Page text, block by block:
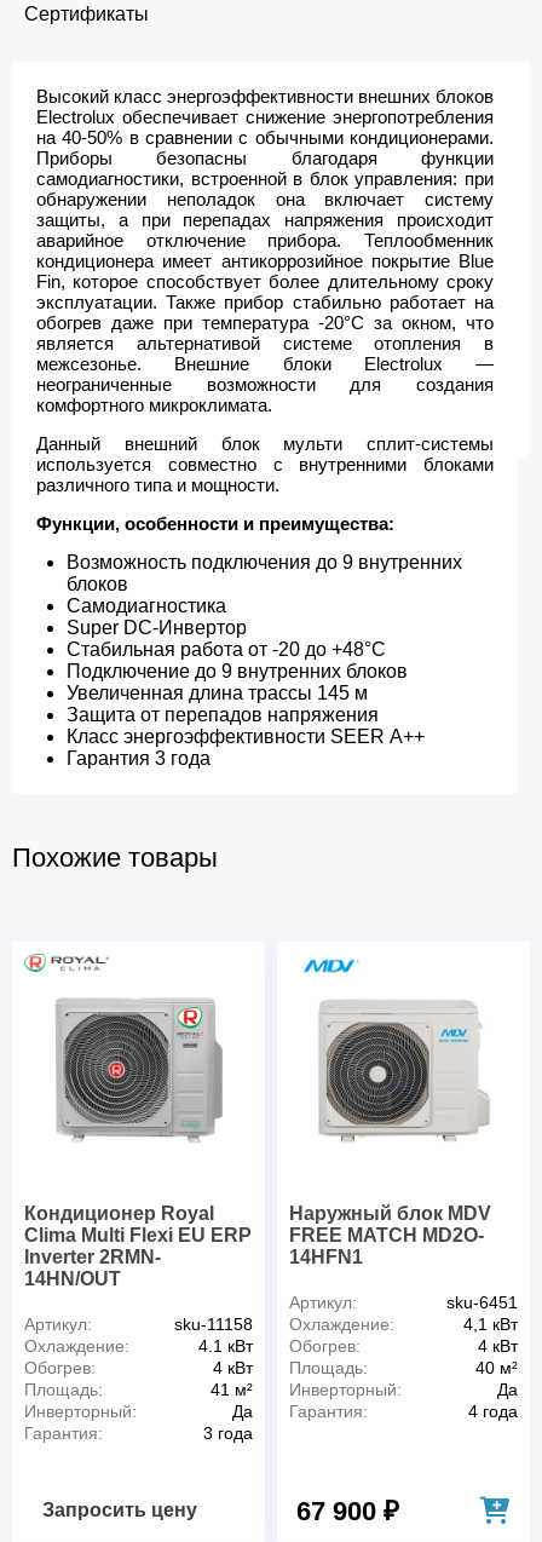
Сертификаты
Высокий класс энергоэффективности внешних блоков
Electrolux обеспечивает снижение энергопотребления
на 40-50% в сравнении с обычными кондиционерами.
Приборы безопасны благодаря функции
самодиагностики, встроенной в блок управления: при
обнаружении неполадок она включает систему
защиты, а при перепадах напряжения происходит
аварийное отключение прибора. Теплообменник
кондиционера имеет антикоррозийное покрытие Blue
Fin, которое способствует более длительному сроку
эксплуатации. Также прибор стабильно работает на
обогрев даже при температура -20°С за окном, что
является альтернативой системе отопления в
межсезонье. Внешние блоки Electrolux —
неограниченные возможности для создания
комфортного микроклимата.
Данный внешний блок мульти сплит-системы
используется совместно с внутренними блоками
различного типа и мощности.
Функции, особенности и преимущества:
Возможность подключения до 9 внутренних
блоков
Самодиагностика
Super DC-Инвертор
Стабильная работа от -20 до +48°C
Подключение до 9 внутренних блоков
Увеличенная длина трассы 145 м
Защита от перепадов напряжения
Класс энергоэффективности SEER А++
Гарантия 3 года
Похожие товары
Кондиционер Royal
Clima Multi Flexi EU ERP
Inverter 2RMN-
14HN/OUT
Артикул:
sku-11158
Охлаждение:
4.1 кВт
Обогрев:
4 кВт
Площадь:
41 м²
Инверторный:
Да
Гарантия:
3 года
Запросить цену
Наружный блок MDV
FREE MATCH MD2O-
14HFN1
Артикул:
sku-6451
Охлаждение:
4,1 кВт
Обогрев:
4 кВт
Площадь:
40 м²
Инверторный:
Да
Гарантия:
4 года
67 900 ₽